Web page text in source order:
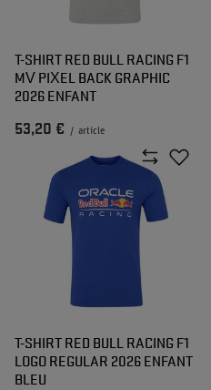
T-SHIRT RED BULL RACING F1
MV PIXEL BACK GRAPHIC
2026 ENFANT
53,20 € / article
T-SHIRT RED BULL RACING F1
LOGO REGULAR 2026 ENFANT
BLEU